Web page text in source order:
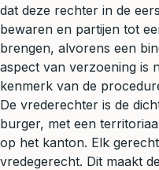
dat deze rechter in de
bewaren en partijen tot
brengen, alvorens een
aspect van verzoening is
kenmerk van de
De vrederechter is de
burger, met een
op het kanton. Elk
vredegerecht. Dit maakt